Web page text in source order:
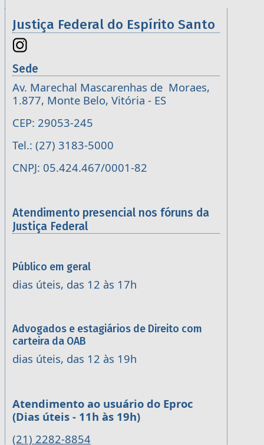
Justiça Federal do Espírito Santo
Sede
Av. Marechal Mascarenhas de Moraes,
1.877, Monte Belo, Vitória - ES
CEP: 29053-245
Tel.: (27) 3183-5000
CNPJ: 05.424.467/0001-82
Atendimento presencial nos fóruns da
Justiça Federal
Público em geral
dias úteis, das 12 às 17h
Advogados e estagiários de Direito com
carteira da OAB
dias úteis, das 12 às 19h
Atendimento ao usuário do Eproc
(Dias úteis - 11h às 19h)
(21) 2282-8854